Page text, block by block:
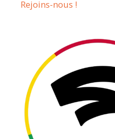
Rejoins-nous !